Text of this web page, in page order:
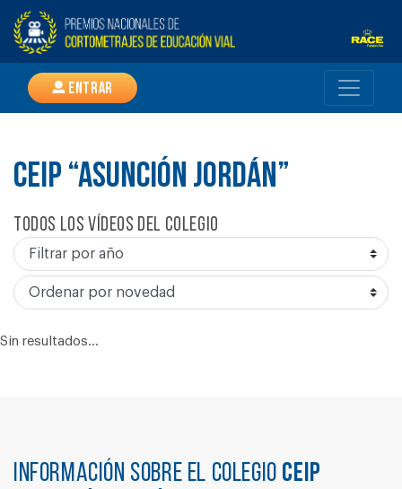
Entrar
CEIP “ASUNCIÓN JORDÁN”
Todos los vídeos del colegio
Sin resultados...
Información sobre el colegio CEIP